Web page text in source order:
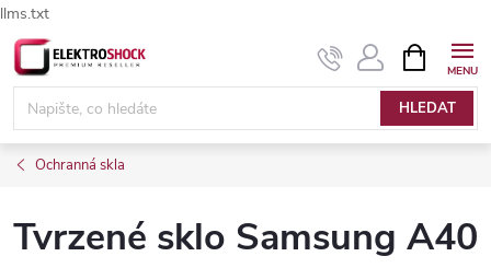
llms.txt
Přejít
na
obsah
HLEDAT
NÁKUPNÍ
KOŠÍK
Ochranná skla
Tvrzené sklo Samsung A40
Elektroshock.cz - Chat